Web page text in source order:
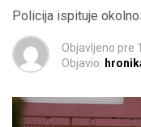
Policija ispituje
Objavljeno pre
Objavio: